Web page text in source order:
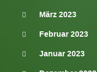
März 2023
Februar 2023
Januar 2023